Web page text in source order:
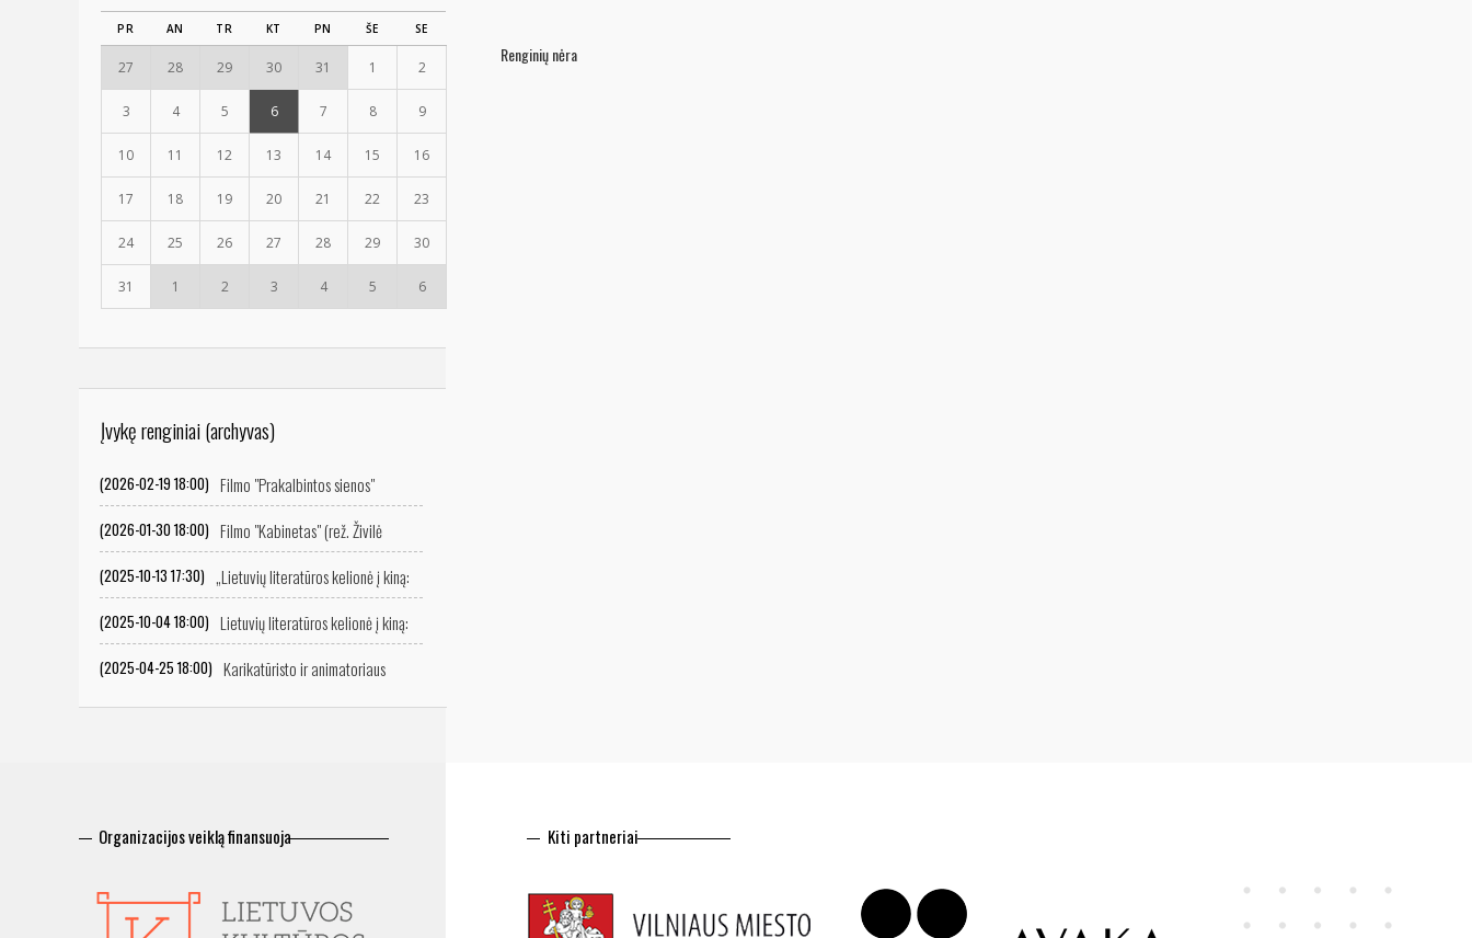
PR AN TR KT PN ŠE SE
27 28 29 30 31 1 2
3 4 5 6 7 8 9
10 11 12 13 14 15 16
17 18 19 20 21 22 23
24 25 26 27 28 29 30
31 1 2 3 4 5 6
Įvykę renginiai (archyvas)
(2026-02-19 18:00) Filmo "Prakalbintos sienos"
(2026-01-30 18:00) Filmo "Kabinetas" (rež. Živilė
(2025-10-13 17:30) „Lietuvių literatūros kelionė į kiną:
(2025-10-04 18:00) Lietuvių literatūros kelionė į kiną:
(2025-04-25 18:00) Karikatūristo ir animatoriaus
Vitalijaus Suchockio retrospektyvinė filmų programa
Renginių nėra
Organizacijos veiklą finansuoja Kiti partneriai